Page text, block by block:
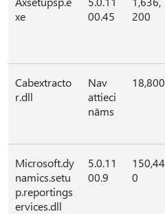
xe
00.45
200
Cabextracto
r.dll
Nav
attieci
nāms
18,800
Microsoft.dy
namics.setu
p.reportings
ervices.dll
5.0.11
00.9
150,44
0